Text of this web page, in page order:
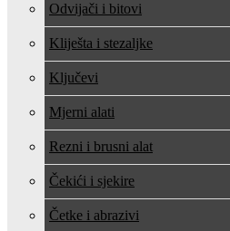
Odvijači i bitovi
Kliješta i stezaljke
Ključevi
Mjerni alati
Rezni i brusni alat
Čekići i sjekire
Četke i abrazivi